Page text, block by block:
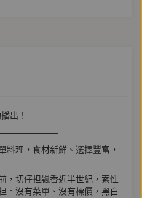
出！
料理，食材新鮮、選擇豐富，
，切仔担飄香近半世紀，索性
。沒有菜單、沒有標價，黑白